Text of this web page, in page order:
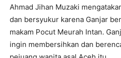
Ahmad Jihan Muzaki
dan bersyukur karena Ganjar
makam Pocut Meurah Intan.
ingin membersihkan dan